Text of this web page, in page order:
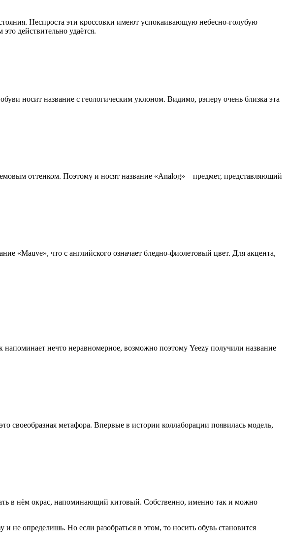
Неспроста эти кроссовки имеют успокаивающую небесно-голубую
действительно удаётся.
носит название с геологическим уклоном. Видимо, рэперу очень близка эта
оттенком. Поэтому и носят название «Analog» – предмет, представляющий
«Mauve», что с английского означает бледно-фиолетовый цвет. Для акцента,
нечто неравномерное, возможно поэтому Yeezy получили название
своеобразная метафора. Впервые в истории коллаборации появилась модель,
в нём окрас, напоминающий китовый. Собственно, именно так и можно
не определишь. Но если разобраться в этом, то носить обувь становится